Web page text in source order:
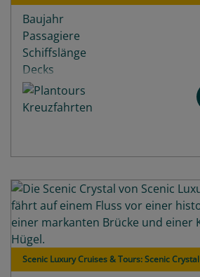
Baujahr
Passagiere
Schiffslänge
Decks
Scenic Luxury Cruises & Tours: Scenic Crystal